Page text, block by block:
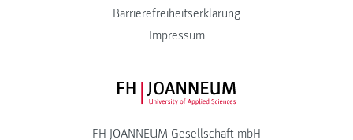
Barrierefreiheitserklärung
Impressum
FH JOANNEUM Logo
FH JOANNEUM Gesellschaft mbH